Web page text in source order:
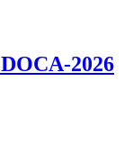
2026